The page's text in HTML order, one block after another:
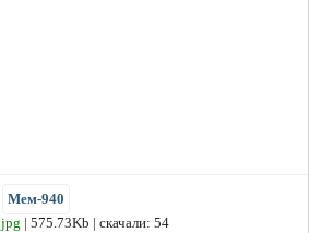
Мем-940
jpg | 575.73Kb | скачали: 54